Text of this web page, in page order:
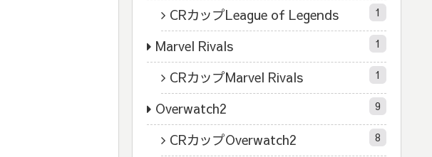
CRカップLeague of Legends 1
Marvel Rivals 1
CRカップMarvel Rivals 1
Overwatch2 9
CRカップOverwatch2 8